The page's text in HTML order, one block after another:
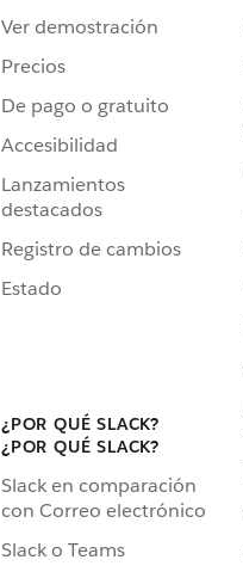
Ver demostración
Precios
De pago o gratuito
Accesibilidad
Lanzamientos
destacados
Registro de cambios
Estado
¿POR QUÉ SLACK?
¿POR QUÉ SLACK?
Slack en comparación
con Correo electrónico
Slack o Teams